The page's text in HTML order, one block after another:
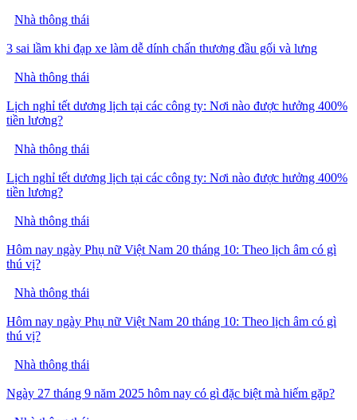
Nhà thông thái
3 sai lầm khi đạp xe làm dễ dính chấn thương đầu gối và lưng
Nhà thông thái
Lịch nghỉ tết dương lịch tại các công ty: Nơi nào được hưởng 400%
tiền lương?
Nhà thông thái
Lịch nghỉ tết dương lịch tại các công ty: Nơi nào được hưởng 400%
tiền lương?
Nhà thông thái
Hôm nay ngày Phụ nữ Việt Nam 20 tháng 10: Theo lịch âm có gì
thú vị?
Nhà thông thái
Hôm nay ngày Phụ nữ Việt Nam 20 tháng 10: Theo lịch âm có gì
thú vị?
Nhà thông thái
Ngày 27 tháng 9 năm 2025 hôm nay có gì đặc biệt mà hiếm gặp?